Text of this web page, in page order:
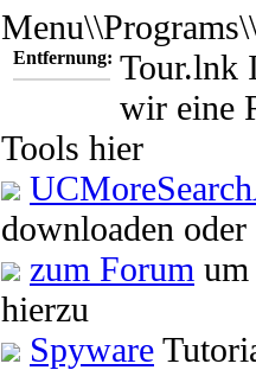
Tour.lnk
Entfernung:
wir eine
Tools hier
downloaden
zum Forum
hierzu
Spyware